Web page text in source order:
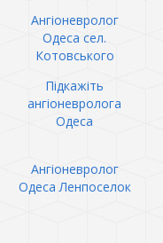
Ангіоневролог
Одеса сел.
Котовського
Підкажіть
ангіоневролога
Одеса
Ангіоневролог
Одеса Ленпоселок